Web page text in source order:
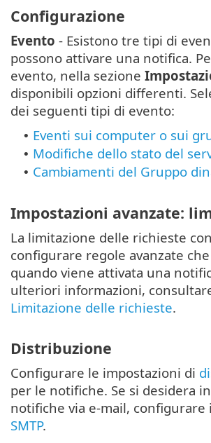
Configurazione
Evento - Esistono tre tipi di
possono attivare una notifica.
evento, nella sezione
disponibili opzioni differenti.
dei seguenti tipi di evento:
• Eventi sui computer o sui
• Modifiche dello stato del
• Cambiamenti del Gruppo
Impostazioni avanzate:
La limitazione delle richieste
configurare regole avanzate
quando viene attivata una
ulteriori informazioni,
Limitazione delle richieste.
Distribuzione
Configurare le impostazioni di
per le notifiche. Se si desidera
notifiche via e-mail, configurare
SMTP.